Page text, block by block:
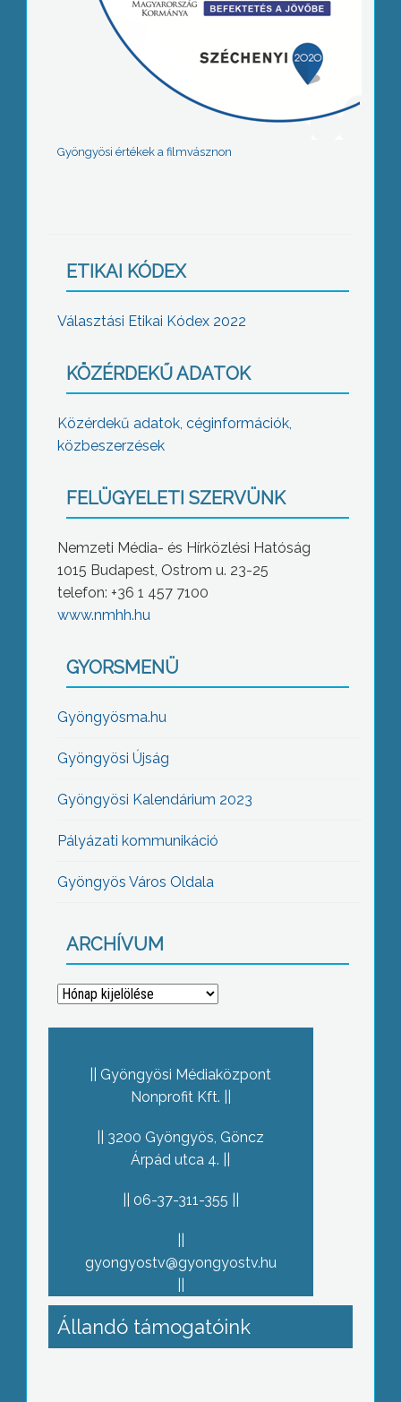
Gyöngyösi értékek a filmvásznon
ETIKAI KÓDEX
Választási Etikai Kódex 2022
KÖZÉRDEKŰ ADATOK
Közérdekű adatok, céginformációk,
közbeszerzések
FELÜGYELETI SZERVÜNK
Nemzeti Média- és Hírközlési Hatóság
1015 Budapest, Ostrom u. 23-25
telefon: +36 1 457 7100
www.nmhh.hu
GYORSMENÜ
Gyöngyösma.hu
Gyöngyösi Újság
Gyöngyösi Kalendárium 2023
Pályázati kommunikáció
Gyöngyös Város Oldala
ARCHÍVUM
Archívum
Gyöngyösi Médiaközpont
Nonprofit Kft.
3200 Gyöngyös, Göncz
Árpád utca 4.
06-37-311-355
gyongyostv@gyongyostv.hu
Állandó támogatóink